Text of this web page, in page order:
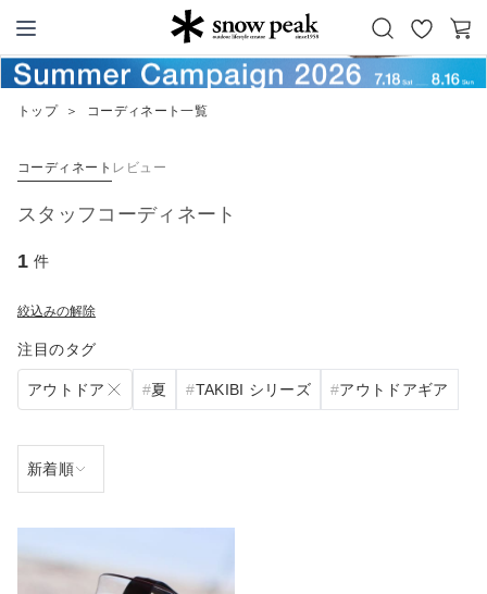
Snow Peak
お
気
カ
ー
トップ ＞ コーディネート一覧
コーディネート レビュー
スタッフコーディネート
1 件
絞込みの解除
注目のタグ
アウトドア 夏 TAKIBI シリーズ アウトドアギア